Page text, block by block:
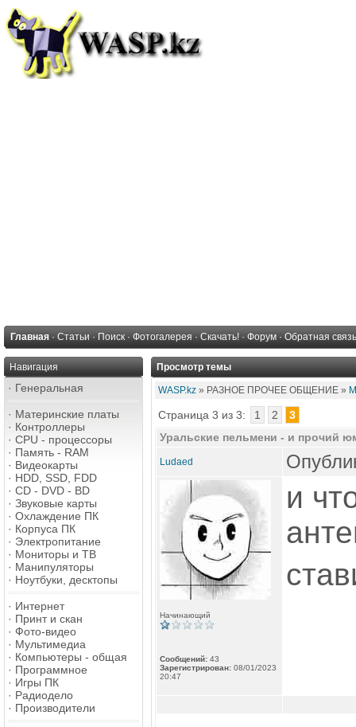
Главная · Статьи · Поиск · Фотогалерея · Скачать! · Форум · Обратная связь
Навигация
· Генеральная
· Материнские платы
· Контроллеры
· CPU - процессоры
· Память - RAM
· Видеокарты
· HDD, SSD, FDD
· CD - DVD - BD
· Звуковые карты
· Охлаждение ПК
· Корпуса ПК
· Электропитание
· Мониторы и ТВ
· Манипуляторы
· Ноутбуки, десктопы
· Интернет
· Принт и скан
· Фото-видео
· Мультимедиа
· Компьютеры - общая
· Программное
· Игры ПК
· Радиодело
· Производители
Просмотр темы
WASP.kz » РАЗНОЕ ПРОЧЕЕ ОБЩЕНИЕ »
Страница 3 из 3: 1 2
3
Уральские пельмени - и прочий
Ludaed
Начинающий
Сообщений: 43
Зарегистрирован: 08/01/2023
20:47
и